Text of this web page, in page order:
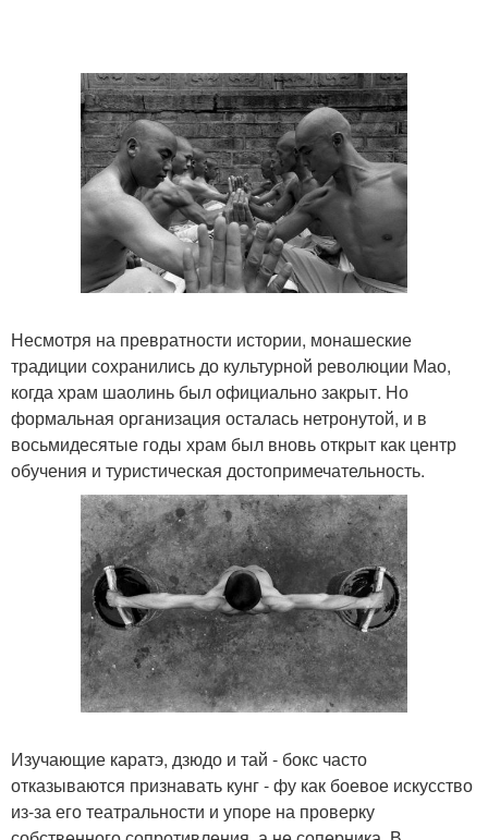
Несмотря на превратности истории, монашеские
традиции сохранились до культурной революции Мао,
когда храм шаолинь был официально закрыт. Но
формальная организация осталась нетронутой, и в
восьмидесятые годы храм был вновь открыт как центр
обучения и туристическая достопримечательность.
Изучающие каратэ, дзюдо и тай - бокс часто
отказываются признавать кунг - фу как боевое искусство
из-за его театральности и упоре на проверку